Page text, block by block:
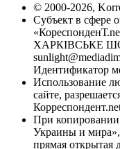
© 2000-2026,
Субъект в сфере
ХАРКІВСЬКЕ
Идентификатор
Использование
сайте,
При копировании
Украины и мира»,
прямая открытая